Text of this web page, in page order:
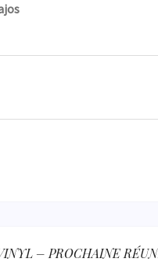
– PROCHAINE